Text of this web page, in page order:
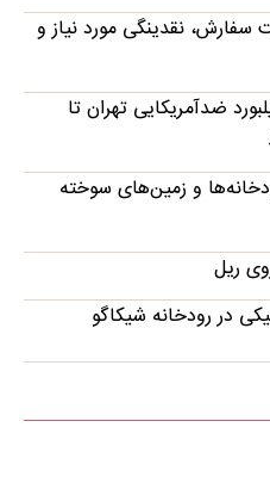
سفارش، نقدینگی مورد نیاز و
ضدآمریکایی تهران تا
و زمین‌های سوخته
ریل